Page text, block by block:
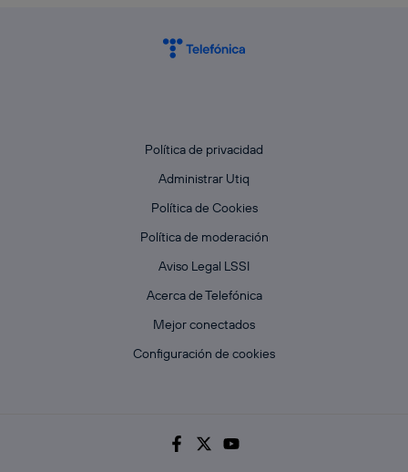
Política de privacidad
Administrar Utiq
Política de Cookies
Política de moderación
Aviso Legal LSSI
Acerca de Telefónica
Mejor conectados
Configuración de cookies